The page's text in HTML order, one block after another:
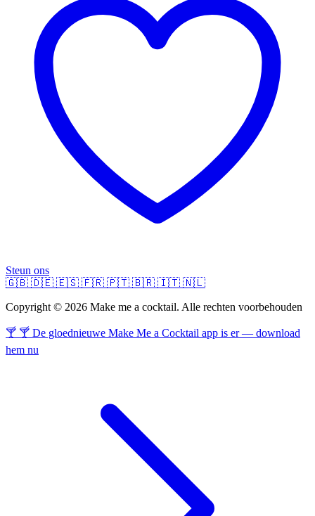
Steun ons
🇬🇧 🇩🇪 🇪🇸 🇫🇷 🇵🇹 🇧🇷 🇮🇹 🇳🇱
Copyright © 2026 Make me a cocktail. Alle rechten voorbehouden
🍸 🍸 De gloednieuwe Make Me a Cocktail app is er — download
hem nu